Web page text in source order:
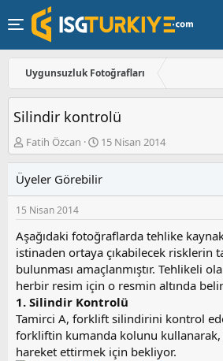
Uygunsuzluk Fotoğrafları
Silindir kontrolü
K
o
u
y
u
a
ş
l
a
a
n
Fatih Özcan
B
a
l
a
ı
ç
t
a
r
i
h
i
15 Nisan 2014
Üyeler Görebilir
15 Nisan 2014
Aşağıdaki fotoğraflarda tehlike
istinaden ortaya çıkabilecek risklerin
bulunması amaçlanmıştır. Tehlikeli
herbir resim için o resmin altında
1. Silindir Kontrolü
Tamirci A, forklift silindirini kontrol
forkliftin kumanda kolunu kullanarak,
hareket ettirmek için bekliyor.